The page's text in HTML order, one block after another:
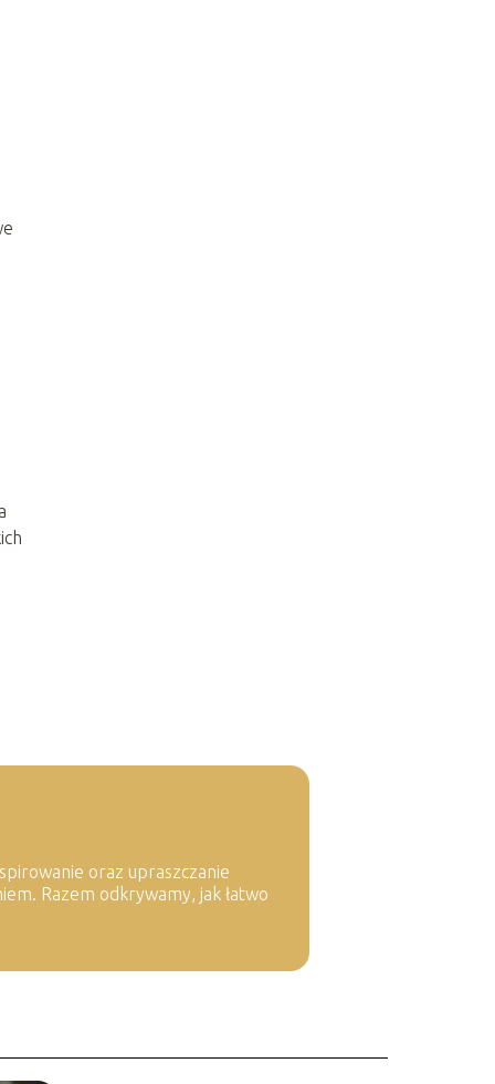
oraz upraszczanie
Razem odkrywamy, jak łatwo